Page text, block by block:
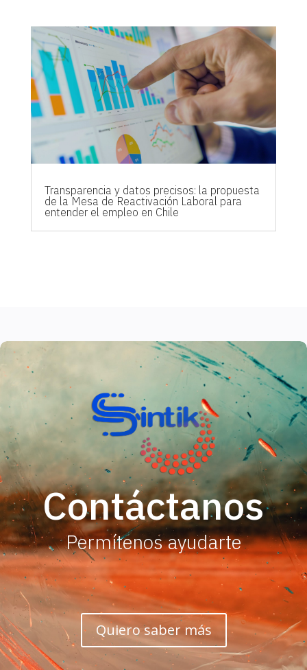
Transparencia y datos precisos: la propuesta
de la Mesa de Reactivación Laboral para
entender el empleo en Chile
Contáctanos
Permítenos ayudarte
Quiero saber más